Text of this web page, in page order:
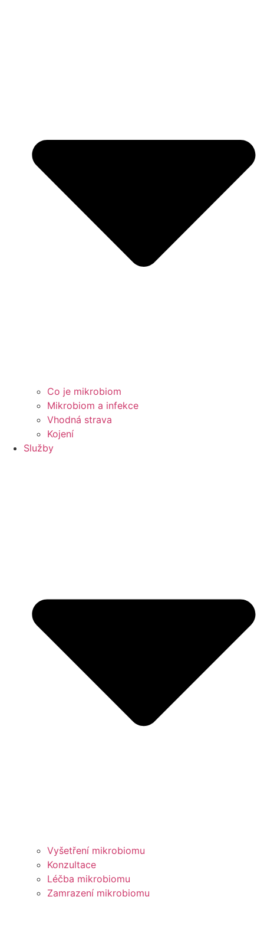
Co je mikrobiom
Mikrobiom a infekce
Vhodná strava
Kojení
Služby
Vyšetření mikrobiomu
Konzultace
Léčba mikrobiomu
Zamrazení mikrobiomu